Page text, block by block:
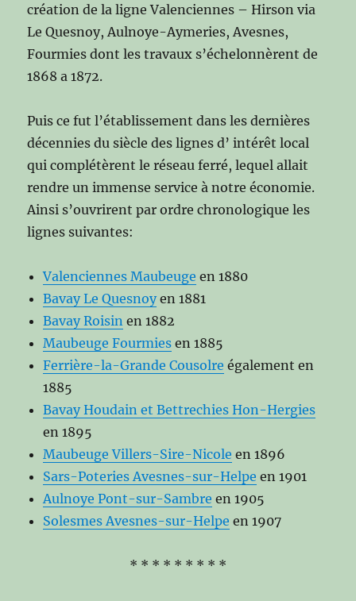
création de la ligne Valenciennes – Hirson via
Le Quesnoy, Aulnoye-Aymeries, Avesnes,
Fourmies dont les travaux s’échelonnèrent de
1868 a 1872.
Puis ce fut l’établissement dans les dernières
décennies du siècle des lignes d’ intérêt local
qui complétèrent le réseau ferré, lequel allait
rendre un immense service à notre économie.
Ainsi s’ouvrirent par ordre chronologique les
lignes suivantes:
Valenciennes Maubeuge en 1880
Bavay Le Quesnoyen 1881
Bavay Roisin en 1882
Maubeuge Fourmies en 1885
Ferrière-la-Grande Cousolre également en
1885
Bavay Houdain et Bettrechies Hon-Hergies
en 1895
Maubeuge Villers-Sire-Nicole en 1896
Sars-Poteries Avesnes-sur-Helpe en 1901
Aulnoye Pont-sur-Sambre en 1905
Solesmes Avesnes-sur-Helpe en 1907
* * * * * * * * *